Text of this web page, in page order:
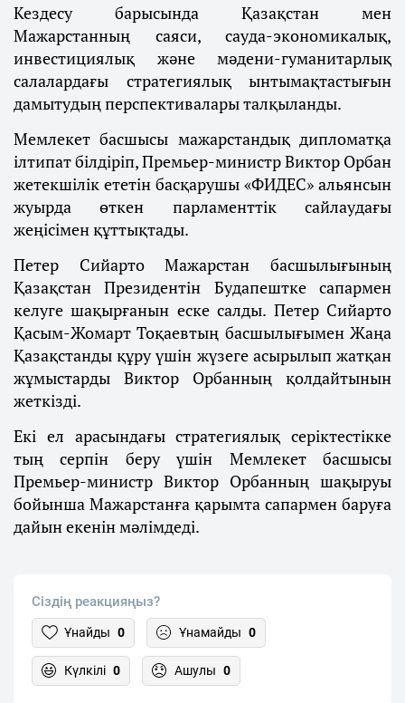
Кездесу барысында Қазақстан мен
Мажарстанның саяси, сауда-экономикалық,
инвестициялық және мәдени-гуманитарлық
салалардағы стратегиялық ынтымақтастығын
дамытудың перспективалары талқыланды.
Мемлекет басшысы мажарстандық дипломатқа
ілтипат білдіріп, Премьер-министр Виктор Орбан
жетекшілік ететін басқарушы «ФИДЕС» альянсын
жуырда өткен парламенттік сайлаудағы
жеңісімен құттықтады.
Петер Сийарто Мажарстан басшылығының
Қазақстан Президентін Будапештке сапармен
келуге шақырғанын еске салды. Петер Сийарто
Қасым-Жомарт Тоқаевтың басшылығымен Жаңа
Қазақстанды құру үшін жүзеге асырылып жатқан
жұмыстарды Виктор Орбанның қолдайтынын
жеткізді.
Екі ел арасындағы стратегиялық серіктестікке
тың серпін беру үшін Мемлекет басшысы
Премьер-министр Виктор Орбанның шақыруы
бойынша Мажарстанға қарымта сапармен баруға
дайын екенін мәлімдеді.
Сіздің реакцияңыз?
Ұнайды 0 Ұнамайды 0
Күлкілі 0 Ашулы 0